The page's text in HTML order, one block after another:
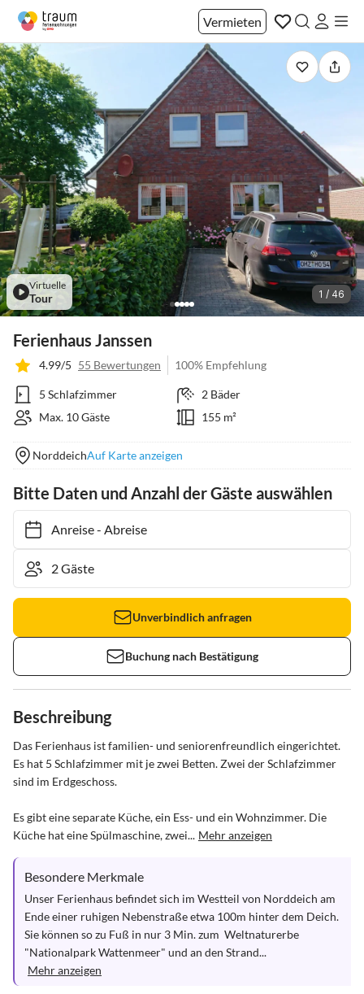
Vermieten
Virtuelle
Tour 1 / 46
Ferienhaus Janssen
4.99/5 55 Bewertungen 100% Empfehlung
5 Schlafzimmer
2 Bäder
Max. 10 Gäste
155 m²
NorddeichAuf Karte anzeigen
Bitte Daten und Anzahl der Gäste auswählen
Anreise- Abreise
Unverbindlich anfragen
Buchung nach Bestätigung
Beschreibung
Das Ferienhaus ist familien- und seniorenfreundlich eingerichtet.
Es hat 5 Schlafzimmer mit je zwei Betten. Zwei der Schlafzimmer
sind im Erdgeschoss.
Es gibt eine separate Küche, ein Ess- und ein Wohnzimmer. Die
Küche hat eine Spülmaschine, zwei... Mehr anzeigen
Besondere Merkmale
Unser Ferienhaus befindet sich im Westteil von Norddeich am
Ende einer ruhigen Nebenstraße etwa 100m hinter dem Deich.
Sie können so zu Fuß in nur 3 Min. zum  Weltnaturerbe
"Nationalpark Wattenmeer" und an den Strand...
Mehr anzeigen